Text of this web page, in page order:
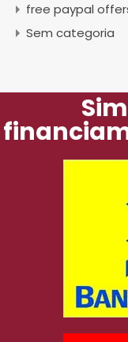
free paypal
Sem categoria